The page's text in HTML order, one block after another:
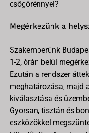
csőgörénnyel?
Megérkezünk a
Szakemberünk
1-2, órán belül
Ezután a rendszer
meghatározása, majd
kiválasztása és
Gyorsan, tisztán és
eszközökkel